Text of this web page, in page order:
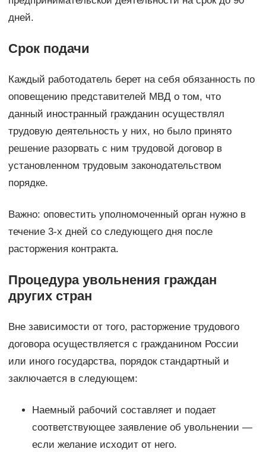
дней.
Срок подачи
Каждый работодатель берет на себя обязанность по
оповещению представителей МВД о том, что
данный иностранный гражданин осуществлял
трудовую деятельность у них, но было принято
решение разорвать с ним трудовой договор в
установленном трудовым законодательством
порядке.
Важно: оповестить уполномоченный орган нужно в
течение 3-х дней со следующего дня после
расторжения контракта.
Процедура увольнения граждан
других стран
Вне зависимости от того, расторжение трудового
договора осуществляется с гражданином России
или иного государства, порядок стандартный и
заключается в следующем:
Наемный рабочий составляет и подает
соответствующее заявление об увольнении —
если желание исходит от него.